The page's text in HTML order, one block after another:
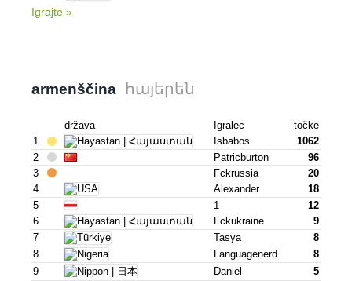
Igrajte »
armenščina հայերեն
država Igralec
točke
1
Isbabos
1062
2
Patricburton
96
3
Fckrussia
20
4
Alexander
18
5
1
12
6
Fckukraine
9
7
Tasya
8
8
Languagenerd
8
9
Daniel
5